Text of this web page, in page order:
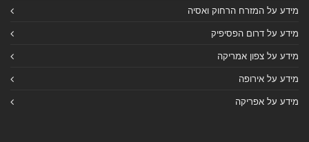
מידע על המזרח הרחוק ואסיה
מידע על דרום הפסיפיק
מידע על צפון אמריקה
מידע על אירופה
מידע על אפריקה